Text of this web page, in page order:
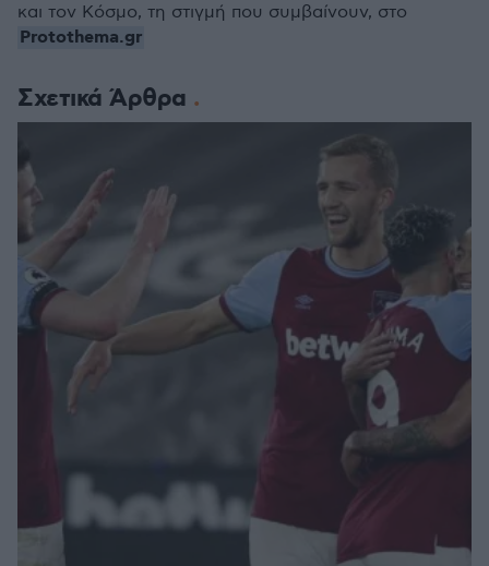
Σχετικά Άρθρα
και τον Κόσμο, τη στιγμή που συμβαίνουν, στο
Protothema.gr